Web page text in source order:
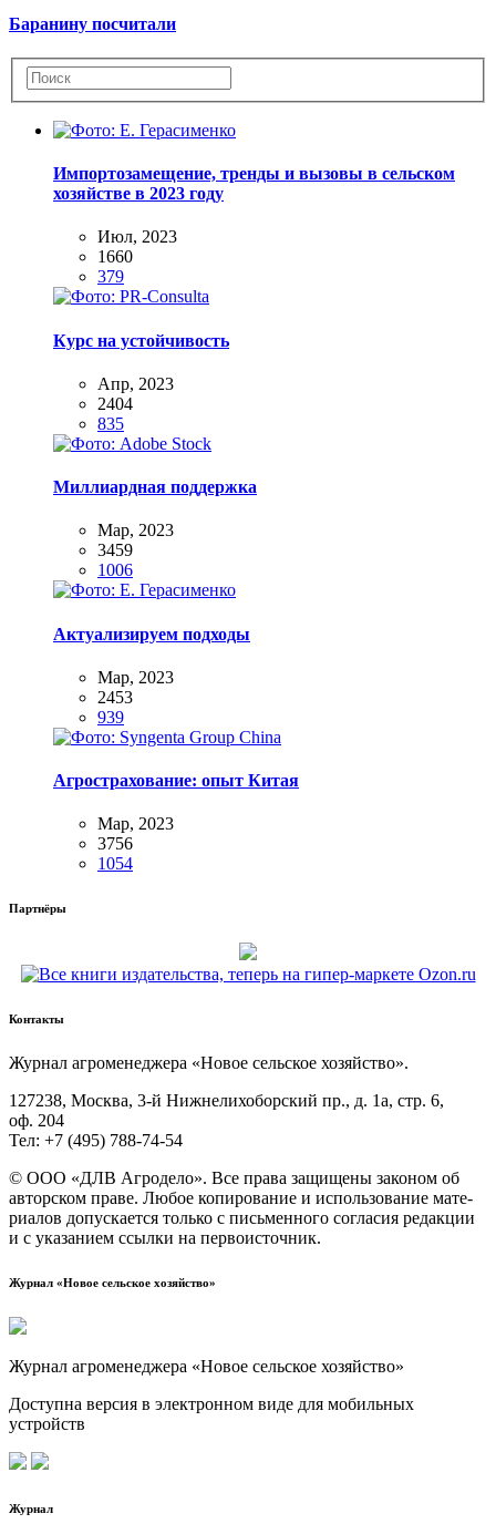
Баранину посчитали
Импортозамещение, тренды и вызовы в сельском
хозяйстве в 2023 году
Июл, 2023
1660
379
Курс на устойчивость
Апр, 2023
2404
835
Миллиардная поддержка
Мар, 2023
3459
1006
Актуализируем подходы
Мар, 2023
2453
939
Агрострахование: опыт Китая
Мар, 2023
3756
1054
Партнёры
Контакты
Жур­нал агро­ме­не­дже­ра «Новое сель­ское хозяйство».
127238, Москва, 3‑й Ниж­не­ли­хо­бор­ский пр., д. 1а, стр. 6,
оф. 204
Тел: +7 (495) 788‑74‑54
© ООО «ДЛВ Агро­де­ло». Все пра­ва защи­ще­ны зако­ном об
автор­ском пра­ве. Любое копи­ро­ва­ние и исполь­зо­ва­ние мате­
ри­а­лов допус­ка­ет­ся толь­ко с пись­мен­но­го согла­сия редак­ции
и с ука­за­ни­ем ссыл­ки на первоисточник.
Журнал «Новое сельское хозяйство»
Журнал агроменеджера «Новое сельское хозяйство»
Доступна версия в электронном виде для мобильных
устройств
Журнал